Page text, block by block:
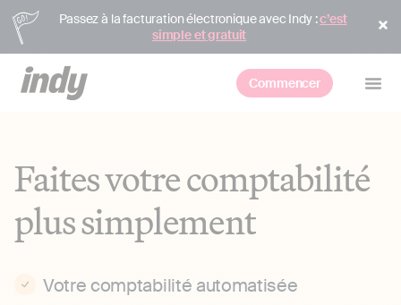
Passez à la facturation électronique avec Indy :c’est
simple et gratuit
Commencer
Faites votre comptabilité
plus simplement
Votre comptabilité automatisée